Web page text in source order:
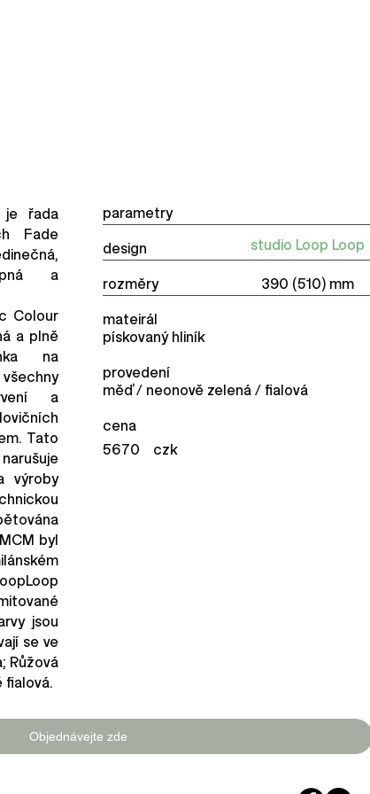
je řada
Fade
a
Colour
a plně
na
a
Tato
výroby
byl
jsou
se ve
Růžová
fialová.
parametry
design
rozměry 390 (510) mm
mateirál
pískovaný hliník
provedení
měď / neonově zelená / fialová
cena
studio Loop Loop
5670 czk
Objednávejte zde